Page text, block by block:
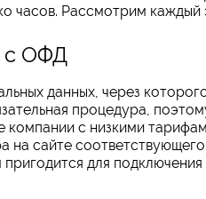
часов. Рассмотрим каждый
с ОФД
данных, через
процедура,
компании с низкими
на сайте
для подключения